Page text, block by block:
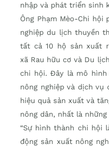
nhập và phát triển sinh
Ông Phạm Mèo-Chi hội
nghiệp du lịch thuyền
tất cả 10 hộ sản xuất
xã Rau hữu cơ và Du
chi hội. Đây là mô
nông nghiệp và dịch vụ
hiệu quả sản xuất và
nông dân, nhất là
“Sự hình thành chi hội
động sản xuất nông